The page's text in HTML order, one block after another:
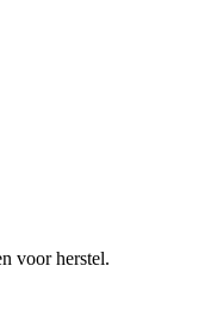
voor herstel.